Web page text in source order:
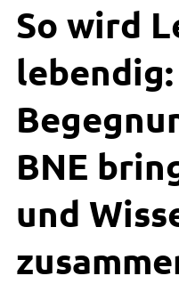
So wird
lebendig:
BNE
und